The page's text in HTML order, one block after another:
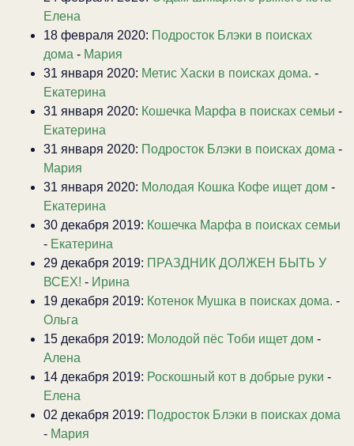
Елена
18 февраля 2020: Подросток Блэки в поисках
дома - Мария
31 января 2020: Метис Хаски в поисках дома. -
Екатерина
31 января 2020: Кошечка Марфа в поисках семьи -
Екатерина
31 января 2020: Подросток Блэки в поисках дома -
Мария
31 января 2020: Молодая Кошка Кофе ищет дом -
Екатерина
30 декабря 2019: Кошечка Марфа в поисках семьи
- Екатерина
29 декабря 2019: ПРАЗДНИК ДОЛЖЕН БЫТЬ У
ВСЕХ! - Ирина
19 декабря 2019: Котенок Мушка в поисках дома. -
Ольга
15 декабря 2019: Молодой пёс Тоби ищет дом -
Алена
14 декабря 2019: Роскошный кот в добрые руки -
Елена
02 декабря 2019: Подросток Блэки в поисках дома
- Мария